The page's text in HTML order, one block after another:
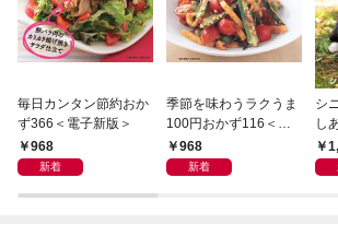
毎日カンタン節約おか
ず366＜電子新版＞
968
新着
季節を味わうラクうま
100円おかず116＜電
子新版＞
968
新着
シ
し